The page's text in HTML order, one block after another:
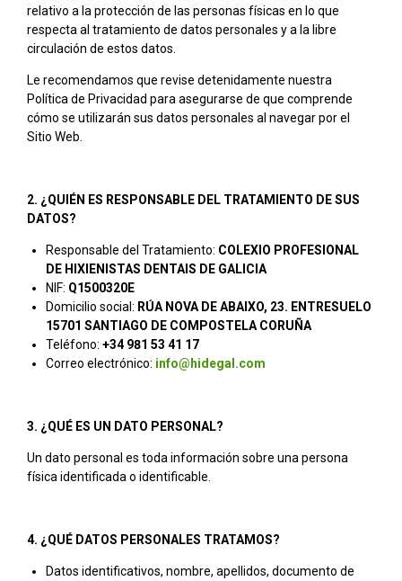
relativo a la protección de las personas físicas en lo que
respecta al tratamiento de datos personales y a la libre
circulación de estos datos.
Le recomendamos que revise detenidamente nuestra
Política de Privacidad para asegurarse de que comprende
cómo se utilizarán sus datos personales al navegar por el
Sitio Web.
2. ¿QUIÉN ES RESPONSABLE DEL TRATAMIENTO DE SUS
DATOS?
Responsable del Tratamiento: COLEXIO PROFESIONAL
DE HIXIENISTAS DENTAIS DE GALICIA
NIF: Q1500320E
Domicilio social: RÚA NOVA DE ABAIXO, 23. ENTRESUELO
15701 SANTIAGO DE COMPOSTELA CORUÑA
Teléfono: +34 981 53 41 17
Correo electrónico: info@hidegal.com
3. ¿QUÉ ES UN DATO PERSONAL?
Un dato personal es toda información sobre una persona
física identificada o identificable.
4. ¿QUÉ DATOS PERSONALES TRATAMOS?
Datos identificativos, nombre, apellidos, documento de